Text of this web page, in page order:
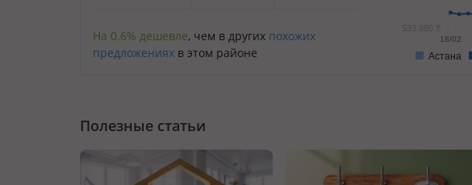
На 0.6% дешевле, чем в других похожих
предложениях в этом районе
18/02
533 880 ₸
Астана
Полезные статьи